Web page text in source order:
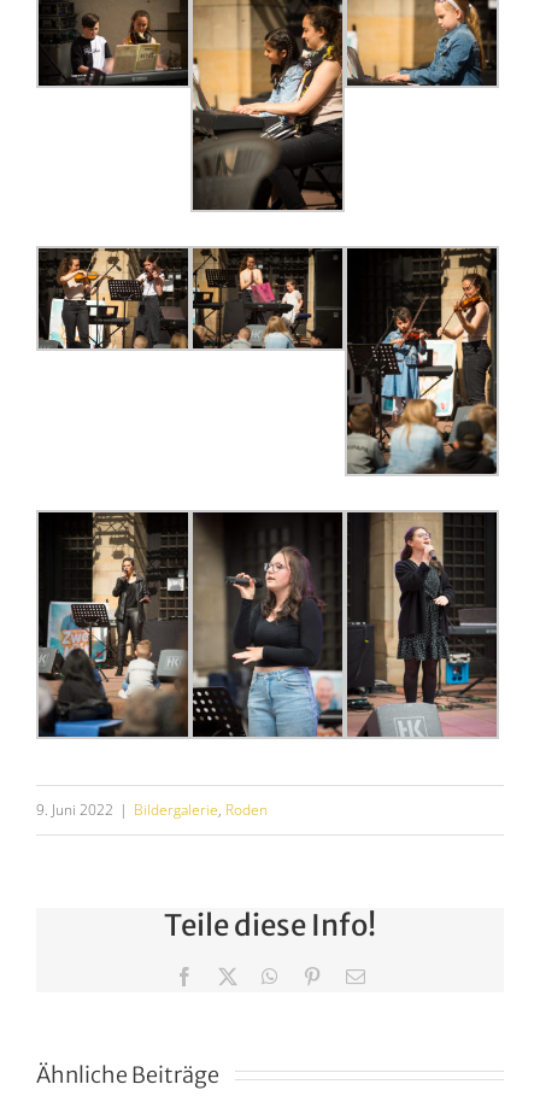
9. Juni 2022 | Bildergalerie, Roden
Teile diese Info!
Facebook WhatsApp
Pinterest
E-
Ähnliche Beiträge